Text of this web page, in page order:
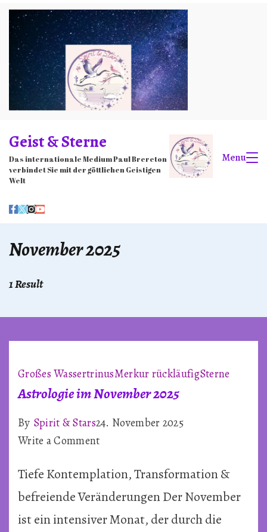
Skip
to
content
Geist & Sterne
Das internationale Medium Paul Brereton
verbindet Sie mit der göttlichen Geistigen
Welt
Menu
November 2025
1 Result
Großes WassertrinusMerkur rückläufigSterne
Astrologie im November 2025
By Spirit & Stars24. November 2025
Write a Commenton
im
November
Tiefe Kontemplation, Transformation &
befreiende Veränderungen Der November
ist ein intensiver Monat, der durch die